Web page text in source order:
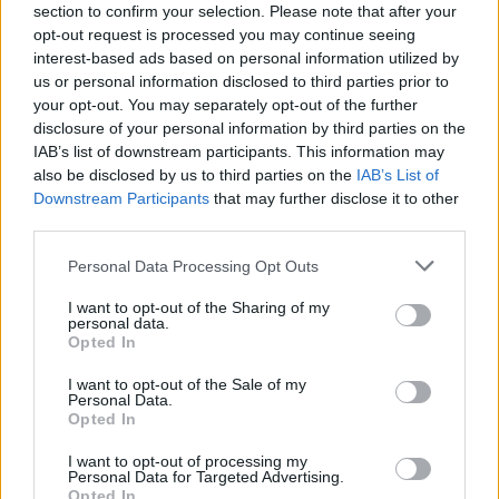
section to confirm your selection. Please note that after your
opt-out request is processed you may continue seeing
interest-based ads based on personal information utilized by
us or personal information disclosed to third parties prior to
your opt-out. You may separately opt-out of the further
disclosure of your personal information by third parties on the
IAB’s list of downstream participants. This information may
also be disclosed by us to third parties on the IAB’s List of
Downstream Participants that may further disclose it to other
Personal Data Processing Opt Outs
I want to opt-out of the Sharing of my
personal data.
Opted In
I want to opt-out of the Sale of my
Personal Data.
Opted In
I want to opt-out of processing my
Personal Data for Targeted Advertising.
ανοίγοντας νέες προοπτικές για καινοτόμες
θεραπείες που μπορεί να αλλάξουν τα
δεδομένα στις θεραπείες τριχόπτωσης και τη
μεταμόσχευση μαλλιών σε άντρες και
γυναίκες», σχολιάζει ο Δρ. Βεκρής.
Ανάμεσα στις καινοτομίες που θα μπορούσαν
να συμβάλλουν στην εξέλιξη των τεχνικών της
μεταμόσχευσης μαλλιών είναι η ανάπτυξη
συνδυασμό με την εφαρμογή της τεχνητής
νοημοσύνης θα μπορούσε να μειώσει
εντυπωσιακά τη διάρκεια της διαδικασίας. «Η
τεχνητή νοημοσύνη ήδη εφαρμόζεται με
για παράδειγμα σε διαγνωστικά λογισμικά για